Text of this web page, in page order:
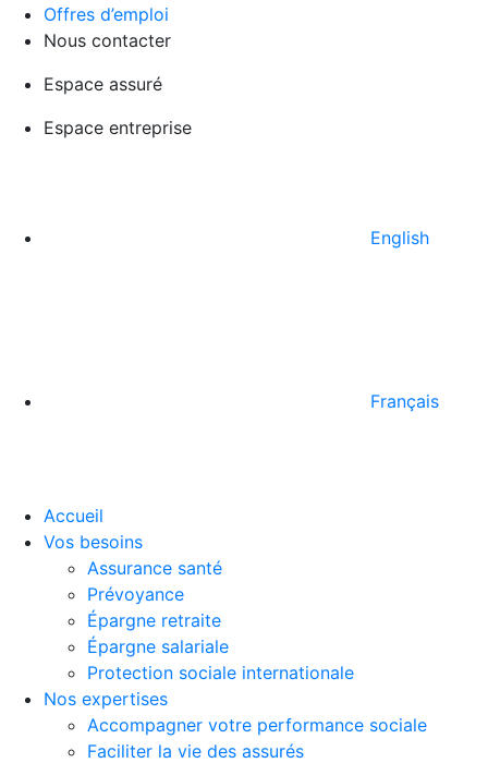
Offres d’emploi
Nous contacter
Espace assuré
Espace entreprise
English
Français
Accueil
Vos besoins
Assurance santé
Prévoyance
Épargne retraite
Épargne salariale
Protection sociale internationale
Nos expertises
Accompagner votre performance sociale
Faciliter la vie des assurés